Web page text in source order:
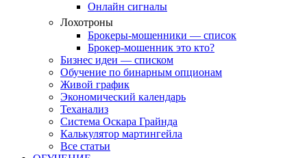
Онлайн сигналы
Лохотроны
Брокеры-мошенники — список
Брокер-мошенник это кто?
Бизнес идеи — списком
Обучение по бинарным опционам
Живой график
Экономический календарь
Теханализ
Система Оскара Грайнда
Калькулятор мартингейла
Все статьи